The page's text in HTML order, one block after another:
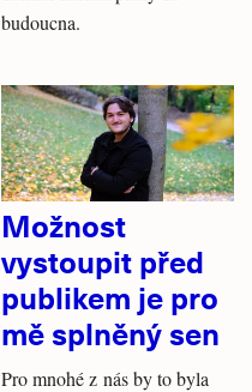
budoucna.
Možnost
vystoupit před
publikem je pro
mě splněný sen
Pro mnohé z nás by to byla